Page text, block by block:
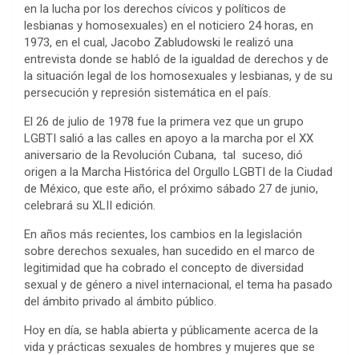
en la lucha por los derechos cívicos y políticos de
lesbianas y homosexuales) en el noticiero 24 horas, en
1973, en el cual, Jacobo Zabludowski le realizó una
entrevista donde se habló de la igualdad de derechos y de
la situación legal de los homosexuales y lesbianas, y de su
persecución y represión sistemática en el país.
El 26 de julio de 1978 fue la primera vez que un grupo
LGBTI salió a las calles en apoyo a la marcha por el XX
aniversario de la Revolución Cubana, tal suceso, dió
origen a la Marcha Histórica del Orgullo LGBTI de la Ciudad
de México, que este año, el próximo sábado 27 de junio,
celebrará su XLII edición.
En años más recientes, los cambios en la legislación
sobre derechos sexuales, han sucedido en el marco de
legitimidad que ha cobrado el concepto de diversidad
sexual y de género a nivel internacional, el tema ha pasado
del ámbito privado al ámbito público.
Hoy en día, se habla abierta y públicamente acerca de la
vida y prácticas sexuales de hombres y mujeres que se